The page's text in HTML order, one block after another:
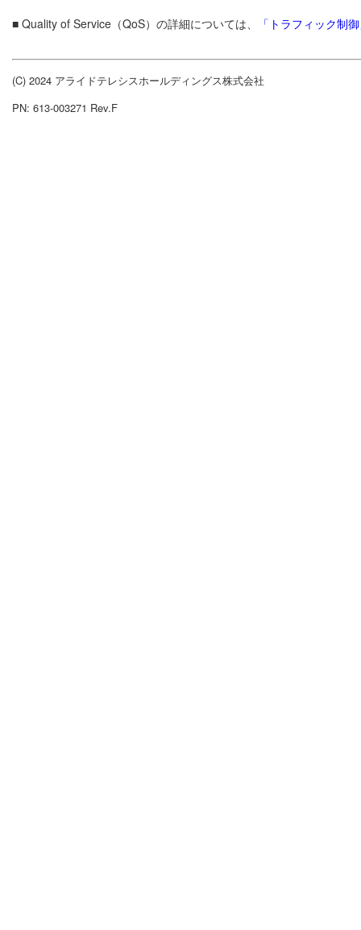
■ Quality of Service（QoS）の詳細については、
「トラフィック制
(C) 2024 アライドテレシスホールディングス株式会社
PN: 613-003271 Rev.F